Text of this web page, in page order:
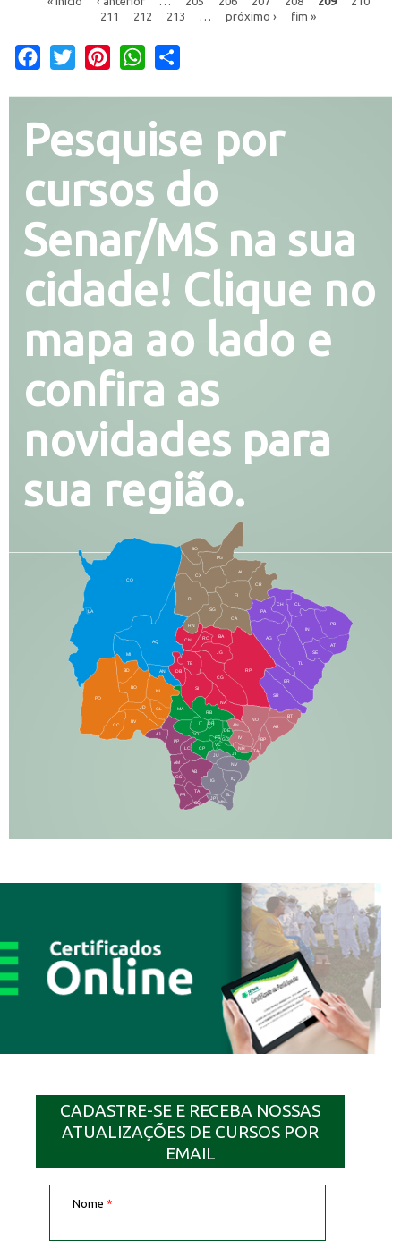
211
212 213 … próximo › fim »
Facebook
Twitter PinterestWhatsApp
Pesquise por
cursos do
Senar/MS na sua
cidade! Clique no
mapa ao lado e
confira as
novidades para
sua região.
CO
AQ
MI
AN
CX
RI
AL
CR
FI
SG
BA
CA
PA
CH CL
PB
SE
TL
AG
BR
SR
BT
AR
RP
RO
JG
CG
SI
NA
TA
NH
JT
RB
MA
IT
DR
DO
CP
JU
NV
IQ
EL
BD
BO
NI
JD
PO
BV
CC
PP
AJ
LC
AM
AB
JP
DB
TE
CS
PR
TA
SQ
IG
MN
IN
NO
BP
RN
CN
GL
AN
IV
FS
VC
GD
DE
AT
PG
SO
LA
CADASTRE-SE E RECEBA NOSSAS
ATUALIZAÇÕES DE CURSOS POR
EMAIL
Nome *